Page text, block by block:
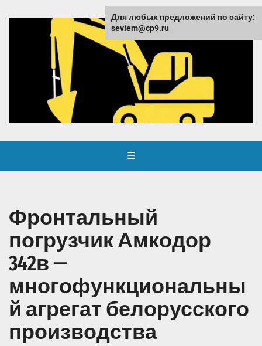
☰
Фронтальный
погрузчик Амкодор
342в —
многофункциональны
й агрегат белорусского
производства
Для любых предложений по сайту:
seviem@cp9.ru